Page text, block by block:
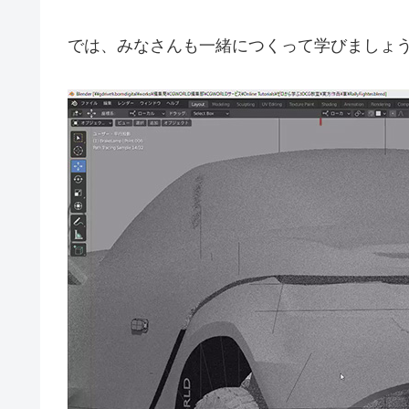
では、みなさんも一緒につくって学びましょ